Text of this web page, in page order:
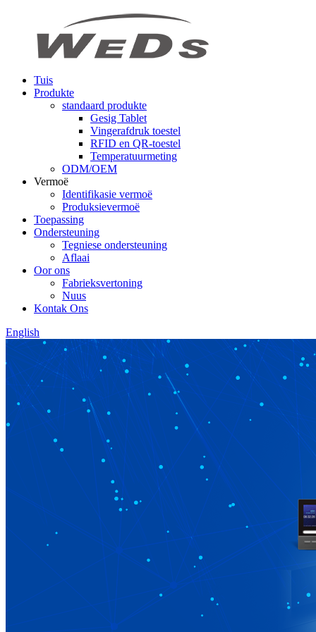
Tuis
Produkte
standaard produkte
Gesig Tablet
Vingerafdruk toestel
RFID en QR-toestel
Temperatuurmeting
ODM/OEM
Vermoë
Identifikasie vermoë
Produksievermoë
Toepassing
Ondersteuning
Tegniese ondersteuning
Aflaai
Oor ons
Fabrieksvertoning
Nuus
Kontak Ons
English